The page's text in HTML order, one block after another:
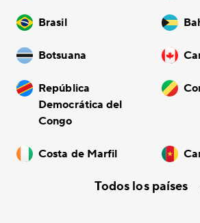
Brasil
Botsuana
República
Democrática del
Congo
Costa de Marfil
Todos los países